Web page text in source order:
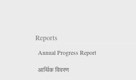
Reports
Annual Progress Report
आर्थिक विवरण